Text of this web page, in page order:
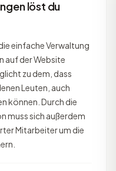
löst du
einfache Verwaltung
auf der Website
zu dem, dass
Leuten, auch
können. Durch die
muss sich außerdem
Mitarbeiter um die